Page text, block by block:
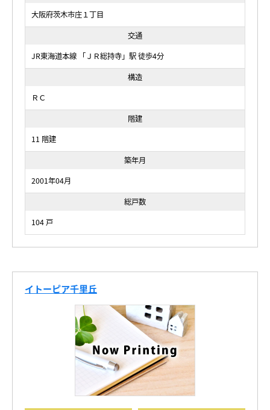
大阪府茨木市庄１丁目
交通
JR東海道本線 「ＪＲ総持寺」駅 徒歩4分
構造
ＲＣ
階建
11 階建
築年月
2001年04月
総戸数
104 戸
イトーピア千里丘